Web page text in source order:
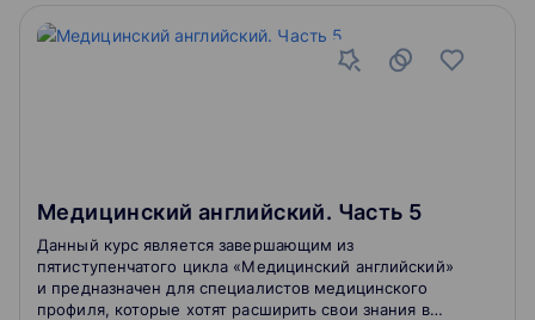
Медицинский английский. Часть 5
Данный курс является завершающим из
пятиступенчатого цикла «Медицинский английский»
и предназначен для специалистов медицинского
профиля, которые хотят расширить свои знания в